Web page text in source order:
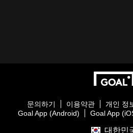
문의하기 이용약관 개인 정
Goal App (Android)
Goal App
대한민